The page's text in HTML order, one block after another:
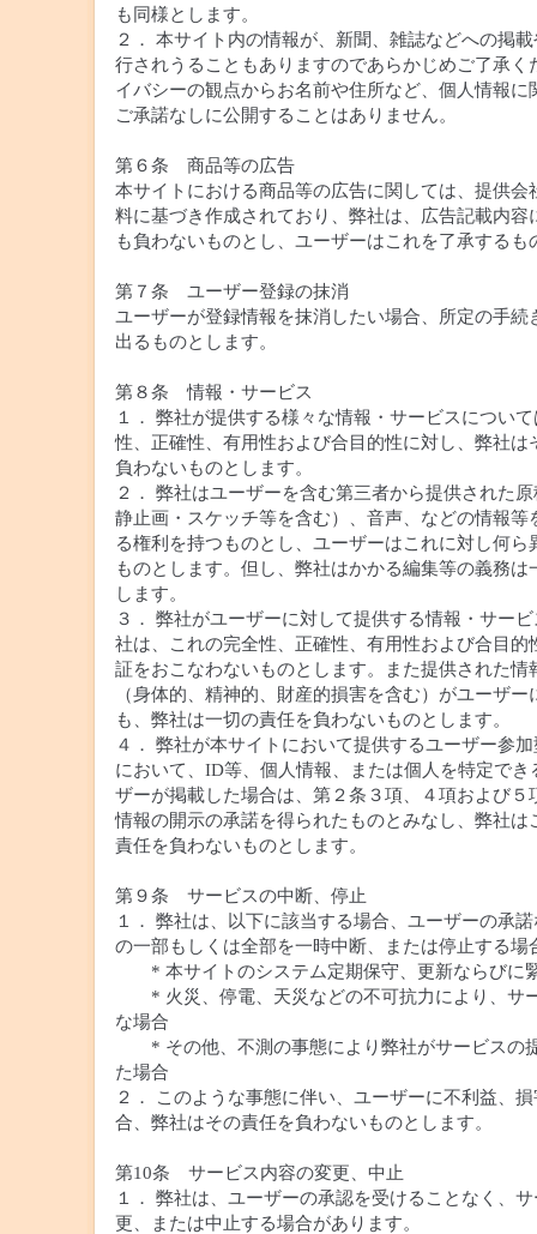
も同様とします。
２． 本サイト内の情報が、新聞、雑誌などへの掲
行されうることもありますのであらかじめご了承く
イバシーの観点からお名前や住所など、個人情報に
ご承諾なしに公開することはありません。
第６条 商品等の広告
本サイトにおける商品等の広告に関しては、提供会
料に基づき作成されており、弊社は、広告記載内容
も負わないものとし、ユーザーはこれを了承するも
第７条 ユーザー登録の抹消
ユーザーが登録情報を抹消したい場合、所定の手続
出るものとします。
第８条 情報・サービス
１． 弊社が提供する様々な情報・サービスについ
性、正確性、有用性および合目的性に対し、弊社は
負わないものとします。
２． 弊社はユーザーを含む第三者から提供された
静止画・スケッチ等を含む）、音声、などの情報等
る権利を持つものとし、ユーザーはこれに対し何ら
ものとします。但し、弊社はかかる編集等の義務は
します。
３． 弊社がユーザーに対して提供する情報・サー
社は、これの完全性、正確性、有用性および合目的
証をおこなわないものとします。また提供された情
（身体的、精神的、財産的損害を含む）がユーザ
も、弊社は一切の責任を負わないものとします。
４． 弊社が本サイトにおいて提供するユーザー参
において、ID等、個人情報、または個人を特定でき
ザーが掲載した場合は、第２条３項、４項および５
情報の開示の承諾を得られたものとみなし、弊社は
責任を負わないものとします。
第９条 サービスの中断、停止
１． 弊社は、以下に該当する場合、ユーザーの承
の一部もしくは全部を一時中断、または停止する場
* 本サイトのシステム定期保守、更新ならびに
* 火災、停電、天災などの不可抗力により、サ
な場合
* その他、不測の事態により弊社がサービスの
た場合
２． このような事態に伴い、ユーザーに不利益、
合、弊社はその責任を負わないものとします。
第10条 サービス内容の変更、中止
１． 弊社は、ユーザーの承認を受けることなく、
更、または中止する場合があります。